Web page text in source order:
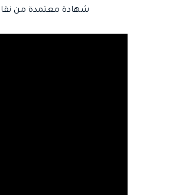
شهادة معتمدة من نقابة